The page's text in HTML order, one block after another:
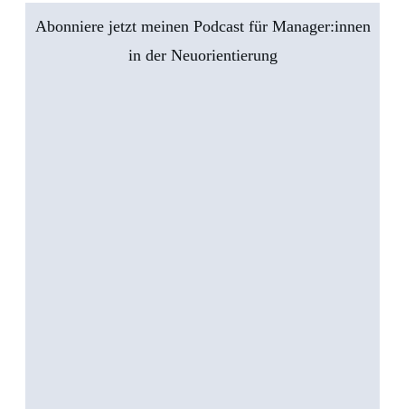
Abonniere jetzt meinen Podcast für Manager:innen
in der Neuorientierung